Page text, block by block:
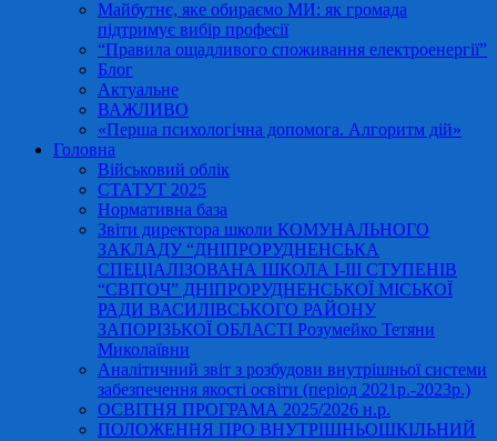
Майбутнє, яке обираємо МИ: як громада
підтримує вибір професії
“Правила ощадливого споживання електроенергії”
Блог
Актуальне
ВАЖЛИВО
«Перша психологічна допомога. Алгоритм дій»
Головна
Військовий облік
СТАТУТ 2025
Нормативна база
Звіти директора школи КОМУНАЛЬНОГО
ЗАКЛАДУ “ДНІПРОРУДНЕНСЬКА
СПЕЦІАЛІЗОВАНА ШКОЛА І-ІІІ СТУПЕНІВ
“СВІТОЧ” ДНІПРОРУДНЕНСЬКОЇ МІСЬКОЇ
РАДИ ВАСИЛІВСЬКОГО РАЙОНУ
ЗАПОРІЗЬКОЇ ОБЛАСТІ Розумейко Тетяни
Миколаївни
Аналітичний звіт з розбудови внутрішньої системи
забезпечення якості освіти (період 2021р.-2023р.)
ОСВІТНЯ ПРОГРАМА 2025/2026 н.р.
ПОЛОЖЕННЯ ПРО ВНУТРІШНЬОШКІЛЬНИЙ